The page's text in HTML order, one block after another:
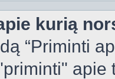
kurią
“Priminti